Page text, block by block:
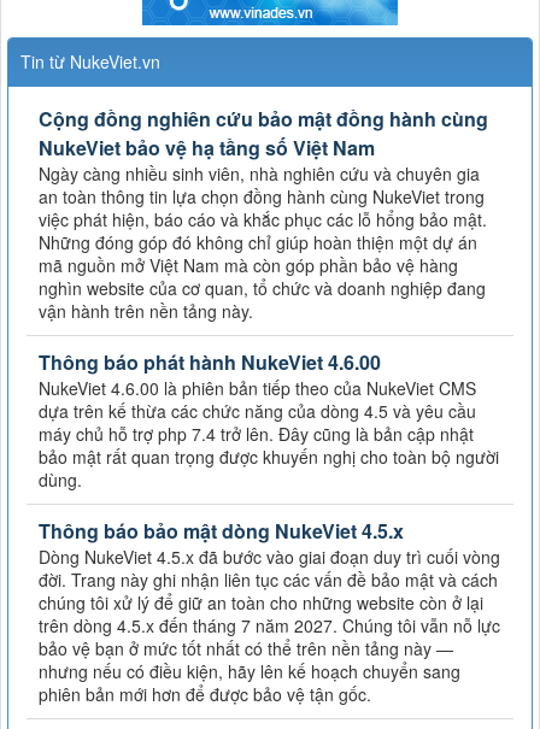
Tin từ NukeViet.vn
Cộng đồng nghiên cứu bảo mật đồng hành cùng
NukeViet bảo vệ hạ tầng số Việt Nam
Ngày càng nhiều sinh viên, nhà nghiên cứu và chuyên gia
an toàn thông tin lựa chọn đồng hành cùng NukeViet trong
việc phát hiện, báo cáo và khắc phục các lỗ hổng bảo mật.
Những đóng góp đó không chỉ giúp hoàn thiện một dự án
mã nguồn mở Việt Nam mà còn góp phần bảo vệ hàng
nghìn website của cơ quan, tổ chức và doanh nghiệp đang
vận hành trên nền tảng này.
Thông báo phát hành NukeViet 4.6.00
NukeViet 4.6.00 là phiên bản tiếp theo của NukeViet CMS
dựa trên kế thừa các chức năng của dòng 4.5 và yêu cầu
máy chủ hỗ trợ php 7.4 trở lên. Đây cũng là bản cập nhật
bảo mật rất quan trọng được khuyến nghị cho toàn bộ người
dùng.
Thông báo bảo mật dòng NukeViet 4.5.x
Dòng NukeViet 4.5.x đã bước vào giai đoạn duy trì cuối vòng
đời. Trang này ghi nhận liên tục các vấn đề bảo mật và cách
chúng tôi xử lý để giữ an toàn cho những website còn ở lại
trên dòng 4.5.x đến tháng 7 năm 2027. Chúng tôi vẫn nỗ lực
bảo vệ bạn ở mức tốt nhất có thể trên nền tảng này —
nhưng nếu có điều kiện, hãy lên kế hoạch chuyển sang
phiên bản mới hơn để được bảo vệ tận gốc.